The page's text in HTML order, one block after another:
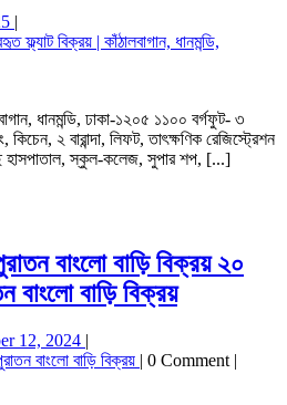
|
ফ্ল্যাট বিক্রয় | কাঁঠালবাগান, ধানমন্ডি,
২ বারান্দা, লিফট, তাৎক্ষণিক রেজিস্ট্রেশন
হাসপাতাল, স্কুল-কলেজ, সুপার শপ, [...]
বাংলো বাড়ি বিক্রয়২০
বাংলো বাড়ি বিক্রয়
12, 2024 |
বাংলো বাড়ি বিক্রয় | 0 Comment |